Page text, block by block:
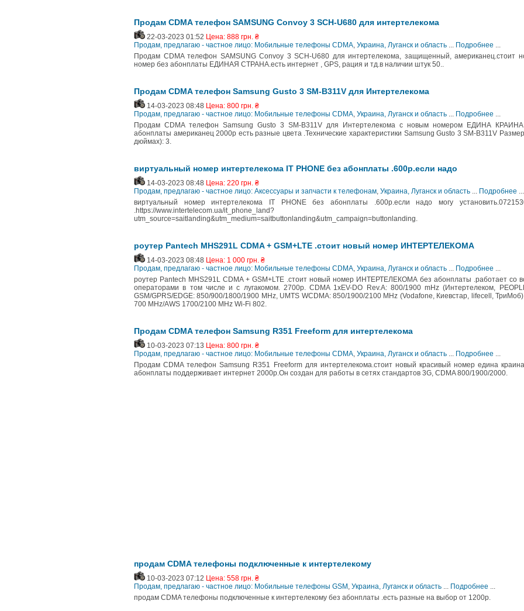
Продам CDMA телефон SAMSUNG Convoy 3 SCH-U680 для интертелекома
22-03-2023 01:52 Цена: 888 грн. ₴
Продам, предлагаю - частное лицо: Мобильные телефоны CDMA, Украина, Луганск и область ... Подробнее ...
Продам CDMA телефон SAMSUNG Convoy 3 SCH-U680 для интертелекома, защищенный, американец.стоит
номер без абонплаты ЕДИНАЯ СТРАНА.есть интернет , GPS, рация и тд.в наличии штук 50..
Продам CDMA телефон Samsung Gusto 3 SM-B311V для Интертелекома
14-03-2023 08:48 Цена: 800 грн. ₴
Продам, предлагаю - частное лицо: Мобильные телефоны CDMA, Украина, Луганск и область ... Подробнее ...
Продам CDMA телефон Samsung Gusto 3 SM-B311V для Интертелекома с новым номером ЕДИНА
абонплаты американец 2000р есть разные цвета .Технические характеристики Samsung Gusto 3 SM-B311V
дюймах): 3.
виртуальный номер интертелекома IT PHONE без абонплаты .600р.если надо
14-03-2023 08:48 Цена: 220 грн. ₴
Продам, предлагаю - частное лицо: Аксессуары и запчасти к телефонам, Украина, Луганск и область ... Подробнее ...
виртуальный номер интертелекома IT PHONE без абонплаты .600р.если надо могу
.https://www.intertelecom.ua/it_phone_land?
utm_source=saitlanding&utm_medium=saitbuttonlanding&utm_campaign=buttonlanding.
роутер Pantech MHS291L CDMA + GSM+LTE .стоит новый номер ИНТЕРТЕЛЕКОМА
14-03-2023 08:48 Цена: 1 000 грн. ₴
Продам, предлагаю - частное лицо: Мобильные телефоны CDMA, Украина, Луганск и область ... Подробнее ...
роутер Pantech MHS291L CDMA + GSM+LTE .стоит новый номер ИНТЕРТЕЛЕКОМА без абонплаты .работает со
операторами в том числе и с лугакомом. 2700р. CDMA 1xEV-DO Rev.A: 800/1900 mHz (Интертелеком,
GSM/GPRS/EDGE: 850/900/1800/1900 MHz, UMTS WCDMA: 850/1900/2100 MHz (Vodafone, Киевстар, lifecell, ТриМоб)
700 MHz/AWS 1700/2100 MHz Wi-Fi 802.
Продам CDMA телефон Samsung R351 Freeform для интертелекома
10-03-2023 07:13 Цена: 800 грн. ₴
Продам, предлагаю - частное лицо: Мобильные телефоны CDMA, Украина, Луганск и область ... Подробнее ...
Продам CDMA телефон Samsung R351 Freeform для интертелекома.стоит новый красивый номер едина
абонплаты поддерживает интернет 2000р.Он создан для работы в сетях стандартов 3G, CDMA 800/1900/2000.
продам CDMA телефоны подключенные к интертелекому
10-03-2023 07:12 Цена: 558 грн. ₴
Продам, предлагаю - частное лицо: Мобильные телефоны GSM , Украина, Луганск и область ... Подробнее ...
продам CDMA телефоны подключенные к интертелекому без абонплаты .есть разные на выбор от 1200р.